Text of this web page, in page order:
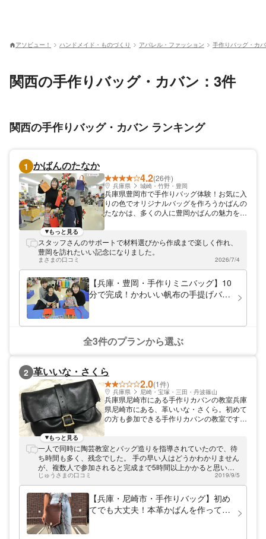
アソビュー！ ハンドメイド・ものづくり アパレル・ファッション 手作りバッグ・カ
関西の手作りバッグ・カバン：3件
関西の手作りバッグ・カバン ランキング
1 かばんのたなか
4.2(26件)
兵庫県 城崎・竹野・豊岡
兵庫県豊岡市で手作りバッグ体験！お気に入
りの色でオリジナルバッグを作ろうかばんの
たなかは、多くの人に豊岡かばんの魅力を知
のかばん作りの歴史は古く、その始まりは奈
良時代に遡り、現在では合成皮革かばん生産
量全国一を誇ります。かばんの街・豊岡で、
自分好みのかばんを作ってみませんか。
もっと見る
スタッフさんのサポートで材料選びから作成まで楽しく作れ、
豊岡を訪れたいい記念になりました。
まさまの口コミ 2026/7/4
【兵庫・豊岡・手作りミニバッグ】10
分で完成！かわいい帆布の手提げバッ
全3件のプランから選ぶ
2 革いいな・さくら
2.0(1件)
兵庫県 尼崎・宝塚・三田・丹波篠山
兵庫県尼崎市にある手作りカバンの教室兵庫
県尼崎市にある、革いいな・さくら。初めて
の方も参加できる手作りカバンの教室です。
もっと見る
一人で同時に陶芸教室とバッグ造りを指導されていたので、待
ち時間も多く、残念でした。 手の早い人はどうかわかりません
が、複数人で参加されると完成まで5時間以上かかると思いま
す。 私たちは4人で参加しましたが道具も2人でひとつなの
で、非常に効率が悪いです。 近場の人は日を改めて、残りを作
業できますが、遠方など再訪でできない人は実作業時間を事前
に確認された方がいいと思います。 かばん造りは楽しいです
が、私達は皮を切ってパーツ一部つけてところで次の予定があ
り時間切れで、未完成品を預けてきましたので、今のところ私
的には達成感のないイベントになっています。
じゅうさまの口コミ 2019/9/5
【兵庫・尼崎市・手作りバッグ】初め
てでも大丈夫！本革かばんを作ってみ